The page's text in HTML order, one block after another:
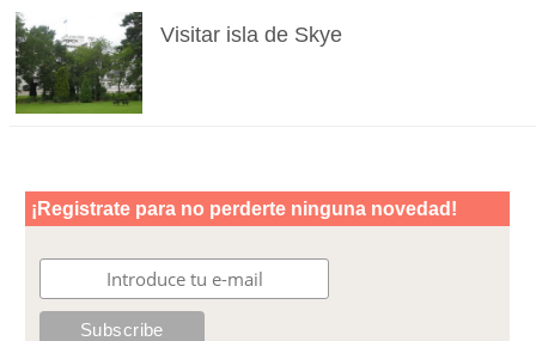
Visitar isla de Skye